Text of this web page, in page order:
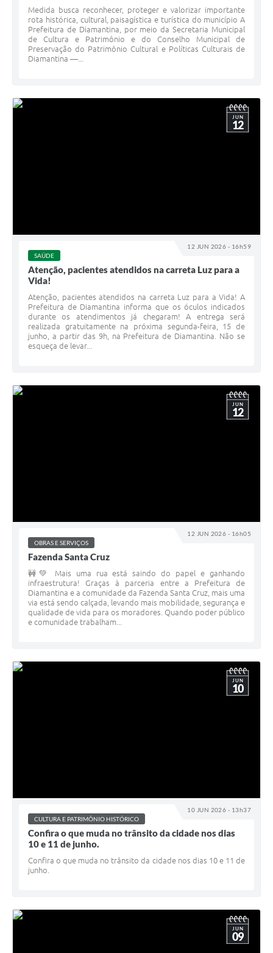
Medida busca reconhecer, proteger e valorizar importante
rota histórica, cultural, paisagística e turística do município A
Prefeitura de Diamantina, por meio da Secretaria Municipal
de Cultura e Patrimônio e do Conselho Municipal de
Preservação do Patrimônio Cultural e Políticas Culturais de
Diamantina —...
12 JUN 2026 - 16h59
JUN
12
SAÚDE
Atenção, pacientes atendidos na carreta Luz para a
Vida!
Atenção, pacientes atendidos na carreta Luz para a Vida! A
Prefeitura de Diamantina informa que os óculos indicados
durante os atendimentos já chegaram! A entrega será
realizada gratuitamente na próxima segunda-feira, 15 de
junho, a partir das 9h, na Prefeitura de Diamantina. Não se
esqueça de levar...
12 JUN 2026 - 16h05
JUN
12
OBRAS E SERVIÇOS
Fazenda Santa Cruz
🚧💚 Mais uma rua está saindo do papel e ganhando
infraestrutura! Graças à parceria entre a Prefeitura de
Diamantina e a comunidade da Fazenda Santa Cruz, mais uma
via está sendo calçada, levando mais mobilidade, segurança e
qualidade de vida para os moradores. Quando poder público
e comunidade trabalham...
10 JUN 2026 - 13h37
JUN
10
CULTURA E PATRIMÔNIO HISTÓRICO
Confira o que muda no trânsito da cidade nos dias
10 e 11 de junho.
Confira o que muda no trânsito da cidade nos dias 10 e 11 de
junho.
JUN
09